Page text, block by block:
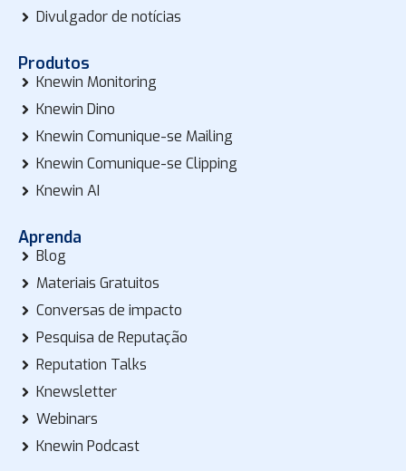
Divulgador de notícias
Produtos
Knewin Monitoring
Knewin Dino
Knewin Comunique-se Mailing
Knewin Comunique-se Clipping
Knewin AI
Aprenda
Blog
Materiais Gratuitos
Conversas de impacto
Pesquisa de Reputação
Reputation Talks
Knewsletter
Webinars
Knewin Podcast